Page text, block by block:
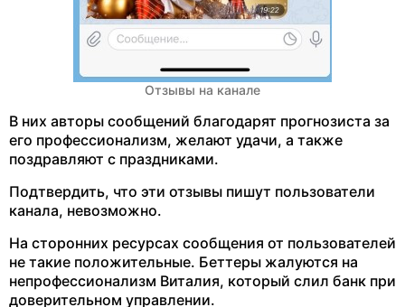
Отзывы на канале
В них авторы сообщений благодарят прогнозиста за
его профессионализм, желают удачи, а также
поздравляют с праздниками.
Подтвердить, что эти отзывы пишут пользователи
канала, невозможно.
На сторонних ресурсах сообщения от пользователей
не такие положительные. Беттеры жалуются на
непрофессионализм Виталия, который слил банк при
доверительном управлении.